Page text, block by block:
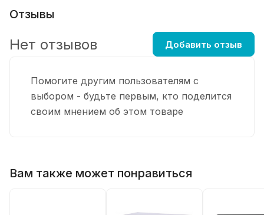
Отзывы
Помогите другим пользователям с
выбором - будьте первым, кто поделится
своим мнением об этом товаре
Нет отзывов Добавить отзыв
Вам также может понравиться